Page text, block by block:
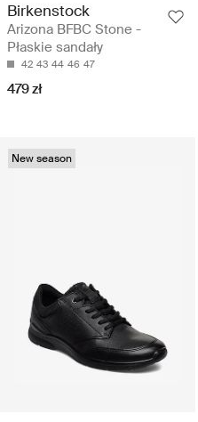
Birkenstock
Arizona BFBC Stone -
Płaskie sandały
42 43 44 46 47
479 zł
New season